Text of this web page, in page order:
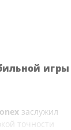
игры
заслужил
точности